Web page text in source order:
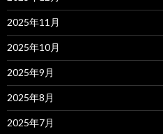
2025年11月
2025年10月
2025年9月
2025年8月
2025年7月